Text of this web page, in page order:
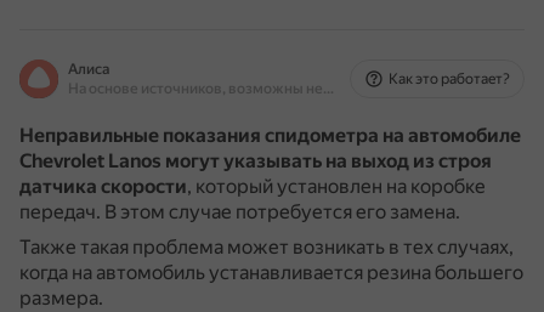
Алиса
На основе источников, возможны неточности
Как это работает?
Неправильные показания спидометра на автомобиле
Chevrolet Lanos могут указывать на выход из строя
датчика скорости, который установлен на коробке
передач. В этом случае потребуется его замена.
Также такая проблема может возникать в тех случаях,
когда на автомобиль устанавливается резина большего
размера.